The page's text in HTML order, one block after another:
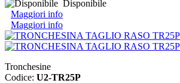
Disponibile
Maggiori info
Maggiori info
Tronchesine
Codice: U2-TR25P